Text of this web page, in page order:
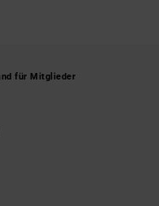
für Mitglieder